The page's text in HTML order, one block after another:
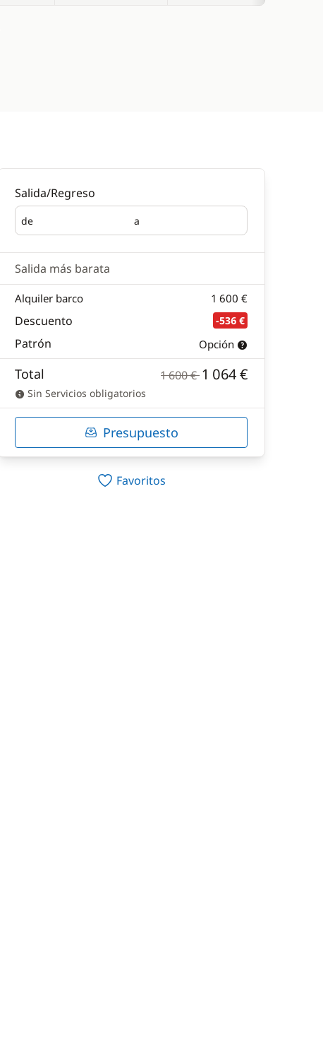
Salida/Regreso
de
Salida a
Regreso
Salida más barata
Alquiler barco 1 600 €
Descuento -536 €
Patrón Opción
Total 1 600 €1 064 €
Sin Servicios obligatorios
Presupuesto
Favoritos